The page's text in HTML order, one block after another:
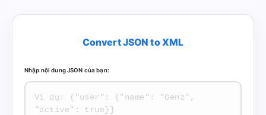
Convert JSON to XML
Nhập nội dung JSON của bạn: